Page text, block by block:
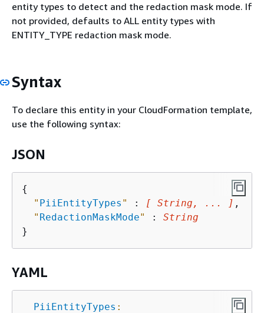
entity types to detect and the redaction mask mode. If
not provided, defaults to ALL entity types with
ENTITY_TYPE redaction mask mode.
Syntax
To declare this entity in your CloudFormation template,
use the following syntax:
JSON
{
" PiiEntityTypes " : [ String, ... ] ,
" RedactionMaskMode" : String
YAML
PiiEntityTypes :